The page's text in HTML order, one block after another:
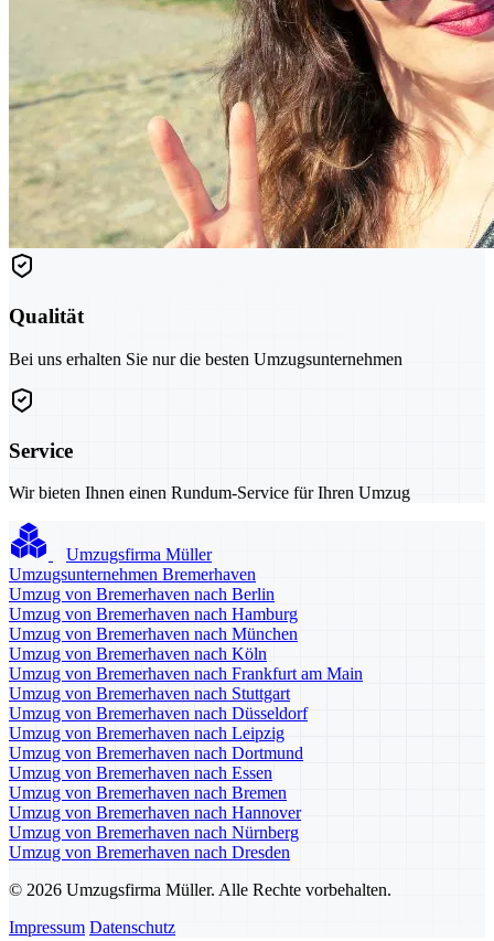
Qualität
Bei uns erhalten Sie nur die besten Umzugsunternehmen
Service
Wir bieten Ihnen einen Rundum-Service für Ihren Umzug
Umzugsfirma Müller
Umzugsunternehmen Bremerhaven
Umzug von Bremerhaven nach Berlin
Umzug von Bremerhaven nach Hamburg
Umzug von Bremerhaven nach München
Umzug von Bremerhaven nach Köln
Umzug von Bremerhaven nach Frankfurt am Main
Umzug von Bremerhaven nach Stuttgart
Umzug von Bremerhaven nach Düsseldorf
Umzug von Bremerhaven nach Leipzig
Umzug von Bremerhaven nach Dortmund
Umzug von Bremerhaven nach Essen
Umzug von Bremerhaven nach Bremen
Umzug von Bremerhaven nach Hannover
Umzug von Bremerhaven nach Nürnberg
Umzug von Bremerhaven nach Dresden
© 2026 Umzugsfirma Müller. Alle Rechte vorbehalten.
Impressum Datenschutz